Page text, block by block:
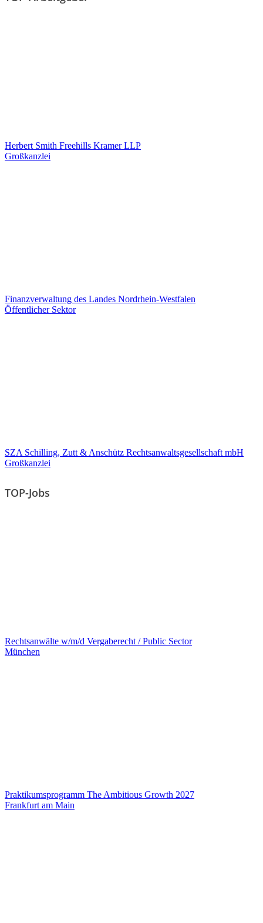
Herbert Smith Freehills Kramer LLP
Großkanzlei
Finanzverwaltung des Landes Nordrhein-Westfalen
Öffentlicher Sektor
SZA Schilling, Zutt & Anschütz Rechtsanwaltsgesellschaft mbH
Großkanzlei
TOP-Jobs
Rechtsanwälte w/m/d Vergaberecht / Public Sector
München
Praktikumsprogramm The Ambitious Growth 2027
Frankfurt am Main